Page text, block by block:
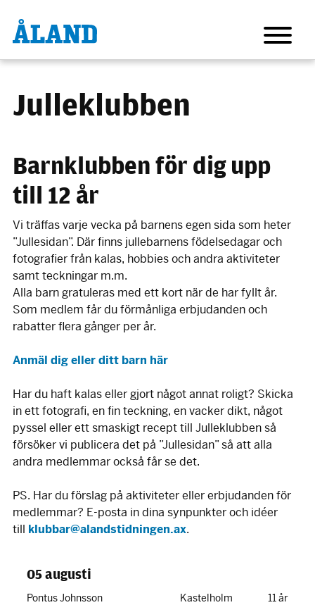
huvudinnehåll
Julleklubben
Barnklubben för dig upp
till 12 år
Vi träffas varje vecka på barnens egen sida som heter
”Jullesidan”. Där finns jullebarnens födelsedagar och
fotografier från kalas, hobbies och andra aktiviteter
samt teckningar m.m.
Alla barn gratuleras med ett kort när de har fyllt år.
Som medlem får du förmånliga erbjudanden och
rabatter flera gånger per år.
Anmäl dig eller ditt barn här
Har du haft kalas eller gjort något annat roligt? Skicka
in ett fotografi, en fin teckning, en vacker dikt, något
pyssel eller ett smaskigt recept till Julleklubben så
försöker vi publicera det på ”Jullesidan” så att alla
andra medlemmar också får se det.
PS. Har du förslag på aktiviteter eller erbjudanden för
medlemmar? E-posta in dina synpunkter och idéer
till klubbar@alandstidningen.ax.
05 augusti
Pontus Johnsson Kastelholm 11 år